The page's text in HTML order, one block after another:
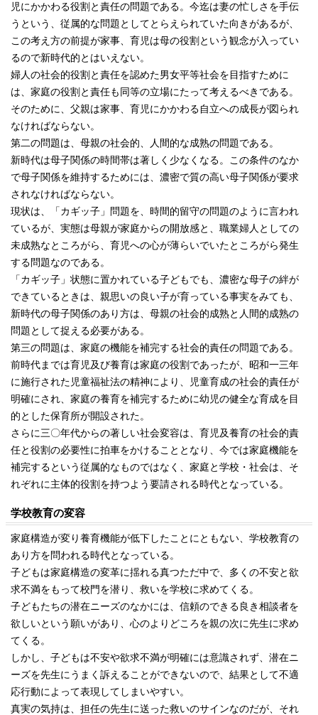
児にかかわる役割と責任の問題である。今迄は妻の忙しさを手伝
うという、従属的な問題としてとらえられていた向きがあるが、
この考え方の前提が家事、育児は母の役割という観念が入ってい
るので新時代的とはいえない。
婦人の社会的役割と責任を認めた男女平等社会を目指すために
は、家庭の役割と責任も同等の立場にたって考えるべきである。
そのために、父親は家事、育児にかかわる自立への成長が図られ
なければならない。
第二の問題は、母親の社会的、人間的な成熟の問題である。
新時代は母子関係の時間帯は著しく少なくなる。この条件のなか
で母子関係を維持するためには、濃密で質の高い母子関係が要求
されなければならない。
現状は、「カギッ子」問題を、時間的留守の問題のように言われ
ているが、実態は母親が家庭からの開放感と、職業婦人としての
未成熟なところがら、育児への心が薄らいでいたところがら発生
する問題なのである。
「カギッ子」状態に置かれている子どもでも、濃密な母子の絆が
できているときは、親思いの良い子が育っている事実をみても、
新時代の母子関係のあり方は、母親の社会的成熟と人間的成熟の
問題として捉える必要がある。
第三の問題は、家庭の機能を補完する社会的責任の問題である。
前時代までは育児及び養育は家庭の役割であったが、昭和一三年
に施行された児童福祉法の精神により、児童育成の社会的責任が
明確にされ、家庭の養育を補完するために幼児の健全な育成を目
的とした保育所が開設された。
さらに三〇年代からの著しい社会変容は、育児及養育の社会的責
任と役割の必要性に拍車をかけることとなり、今では家庭機能を
補完するという従属的なものではなく、家庭と学校・社会は、そ
れぞれに主体的役割を持つよう要請される時代となっている。
学校教育の変容
家庭構造が変り養育機能が低下したことにともない、学校教育の
あり方を問われる時代となっている。
子どもは家庭構造の変革に揺れる真つただ中で、多くの不安と欲
求不満をもって校門を潜り、救いを学校に求めてくる。
子どもたちの潜在ニーズのなかには、信頼のできる良き相談者を
欲しいという願いがあり、心のよりどころを親の次に先生に求め
てくる。
しかし、子どもは不安や欲求不満が明確には意識されず、潜在ニ
ーズを先生にうまく訴えることができないので、結果として不適
応行動によって表現してしまいやすい。
真実の気持は、担任の先生に送った救いのサインなのだが、それ